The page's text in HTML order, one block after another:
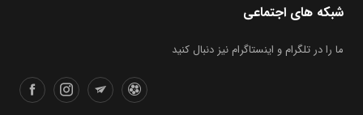
شبکه های اجتماعی
ما را در تلگرام و اینستاگرام نیز دنبال کنید